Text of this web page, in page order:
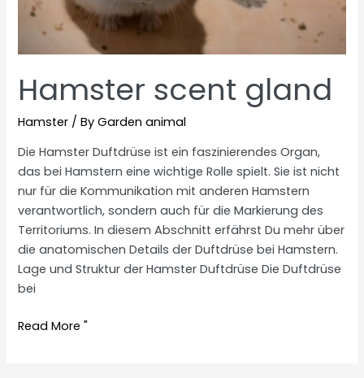
Hamster scent gland
Hamster / ByGarden animal
Die Hamster Duftdrüse ist ein faszinierendes Organ,
das bei Hamstern eine wichtige Rolle spielt. Sie ist nicht
nur für die Kommunikation mit anderen Hamstern
verantwortlich, sondern auch für die Markierung des
Territoriums. In diesem Abschnitt erfährst Du mehr über
die anatomischen Details der Duftdrüse bei Hamstern.
Lage und Struktur der Hamster Duftdrüse Die Duftdrüse
bei
Hamster
Read More "